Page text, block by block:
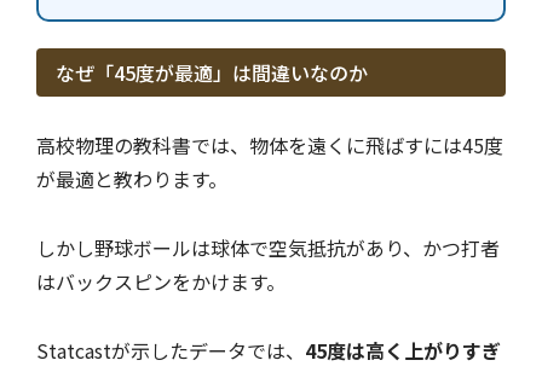
なぜ「45度が最適」は間違いなのか
高校物理の教科書では、物体を遠くに飛ばすには45度
が最適と教わります。
しかし野球ボールは球体で空気抵抗があり、かつ打者
はバックスピンをかけます。
Statcastが示したデータでは、 45度は高く上がりすぎ